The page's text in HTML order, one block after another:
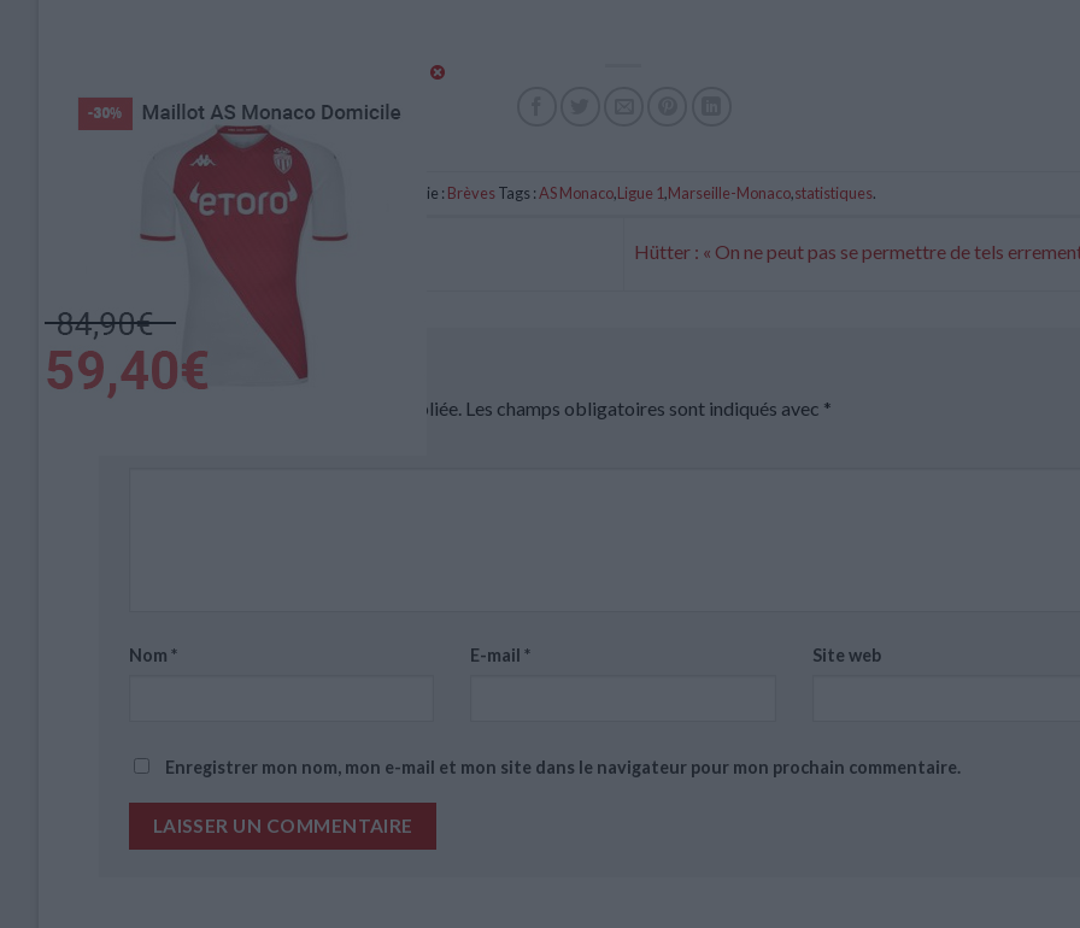
Catégorie : BrèvesTags :AS Monaco,Ligue 1,Marseille-Monaco,statistiques.
Monaco s’incline face à l’OM (1-2) Hütter : « On ne peut pas se permettre de tels
Laisser un commentaire
Votre adresse e-mail ne sera pas publiée. Les champs obligatoires sont indiqués avec *
Nom * E-mail* Site web
Enregistrer mon nom, mon e-mail et mon site dans le navigateur pour mon prochain commentaire.